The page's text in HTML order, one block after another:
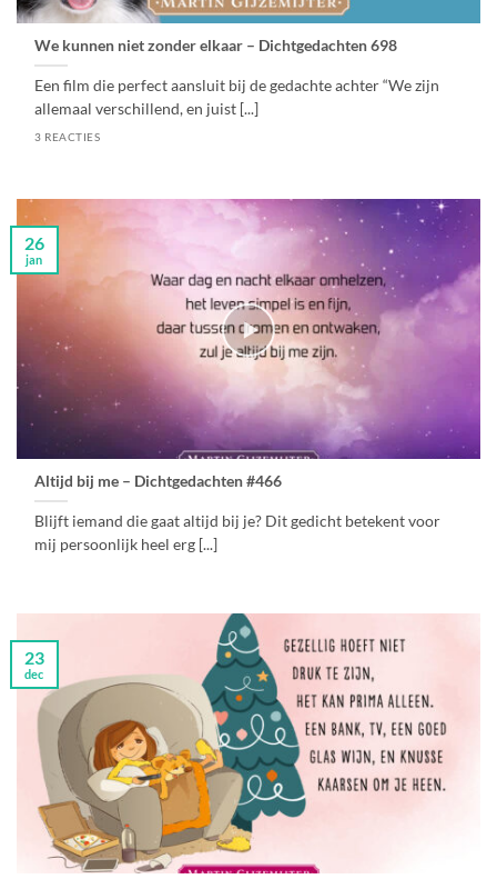
We kunnen niet zonder elkaar – Dichtgedachten 698
Een film die perfect aansluit bij de gedachte achter “We zijn
allemaal verschillend, en juist [...]
3 REACTIES
Altijd bij me – Dichtgedachten #466
Blijft iemand die gaat altijd bij je? Dit gedicht betekent voor
mij persoonlijk heel erg [...]
26
jan
23
dec